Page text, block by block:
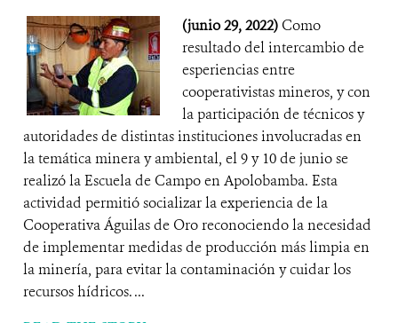
(junio 29, 2022) Como
resultado del intercambio de
esperiencias entre
cooperativistas mineros, y con
la participación de técnicos y
autoridades de distintas instituciones involucradas en
la temática minera y ambiental, el 9 y 10 de junio se
realizó la Escuela de Campo en Apolobamba. Esta
actividad permitió socializar la experiencia de la
Cooperativa Águilas de Oro reconociendo la necesidad
de implementar medidas de producción más limpia en
la minería, para evitar la contaminación y cuidar los
recursos hídricos. ...